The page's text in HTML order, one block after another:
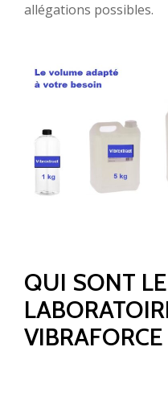
allégations possibles.
QUI SONT